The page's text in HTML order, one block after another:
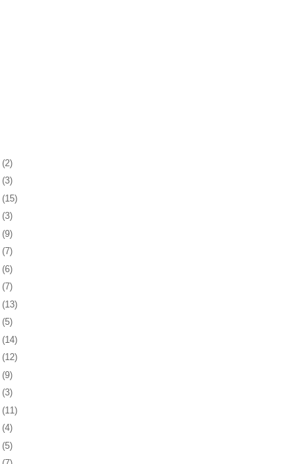
(2)
(3)
(15)
(3)
(9)
(7)
(6)
(7)
(13)
(5)
(14)
(12)
(9)
(3)
(11)
(4)
(5)